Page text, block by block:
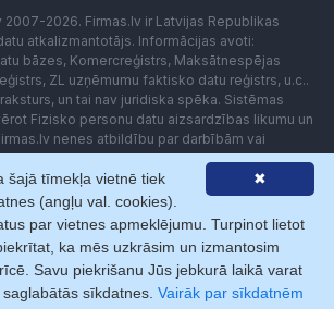
2026. Firmas.lv ir Latvijas Republikas
atkalizmantotājs. Informācijas avoti:
bāzes, Komercreģistrs, Maksātnespējas
ZL uzņēmumu faktisko datu reģistrs, u.c..
un tai nav juridiska spēka. Sistēmas
Fizisko personu datu aizsardzības likumu un
nenes atbildību par darbībām vai
uz saņemto pakalpojumu. Lietotājam aizliegts
sistēmas vai iekārtas (robotus)
rakstiskas saskaņošanas ar Firmas.lv. Galvenā
Privātuma politika Norēķini ar
✖
šajā tīmekļa vietnē tiek
(angļu val. cookies).
par vietnes apmeklējumu. Turpinot lietot
ka mēs uzkrāsim un izmantosim
Savu piekrišanu Jūs jebkurā laikā varat
sīkdatnes. Vairāk par sīkdatnēm